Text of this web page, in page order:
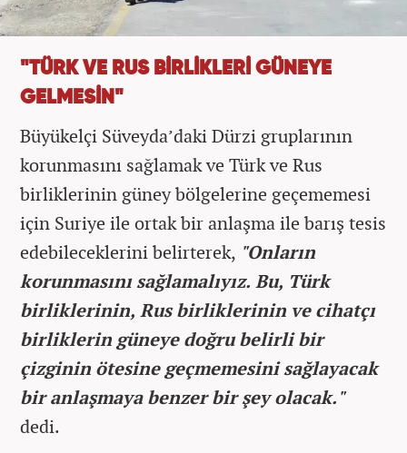
"TÜRK VE RUS BİRLİKLERİ GÜNEYE
GELMESİN"
Büyükelçi Süveyda’daki Dürzi gruplarının
korunmasını sağlamak ve Türk ve Rus
birliklerinin güney bölgelerine geçememesi
için Suriye ile ortak bir anlaşma ile barış tesis
edebileceklerini belirterek, "Onların
korunmasını sağlamalıyız. Bu, Türk
birliklerinin, Rus birliklerinin ve cihatçı
birliklerin güneye doğru belirli bir
çizginin ötesine geçmemesini sağlayacak
bir anlaşmaya benzer bir şey olacak."
dedi.